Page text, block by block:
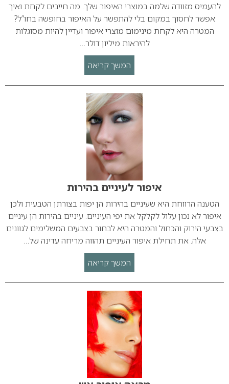
להעמיס מזוודה שלמה במוצרי האיפור שלך. מה חייבים לקחת ואיך
אפשר לחסוך במקום בלי להתפשר על האיפור בחופשה בחו”ל?
המטרה היא לקחת מינימום מוצרי איפור ועדיין להיות מסוגלות
להיראות מיליון דולר…
המשך קריאה
איפור לעיניים בהירות
הטענה הרווחת היא שעיניים בהירות הן יפות בצורתן הטבעית ולכן
איפור לא נכון עלול לקלקל את יפי העיניים. עיניים בהירות הן עיניים
בצבעי הירוק והכחול והמטרה היא לבחור בצבעים המשלימים לגוונים
אלה. את תחילת איפור העיניים תהווה מריחה עדינה של…
המשך קריאה